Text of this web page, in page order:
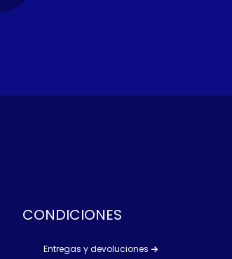
CONDICIONES
Entregas y devoluciones